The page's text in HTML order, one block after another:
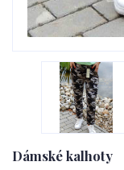
Dámské kalhoty